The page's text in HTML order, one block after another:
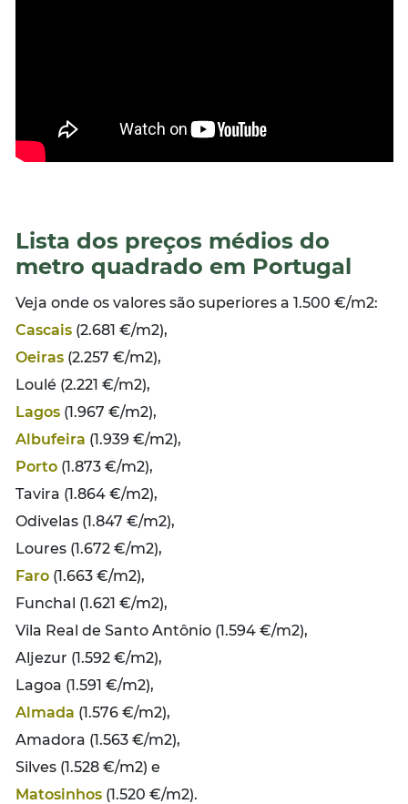
Lista dos preços médios do
metro quadrado em Portugal
Veja onde os valores são superiores a 1.500 €/m2:
Cascais(2.681 €/m2),
Oeiras(2.257 €/m2),
Loulé (2.221 €/m2),
Lagos(1.967 €/m2),
Albufeira (1.939 €/m2),
Porto(1.873 €/m2),
Tavira (1.864 €/m2),
Odivelas (1.847 €/m2),
Loures (1.672 €/m2),
Faro(1.663 €/m2),
Funchal (1.621 €/m2),
Vila Real de Santo Antônio (1.594 €/m2),
Aljezur (1.592 €/m2),
Lagoa (1.591 €/m2),
Almada (1.576 €/m2),
Amadora (1.563 €/m2),
Silves (1.528 €/m2) e
Matosinhos(1.520 €/m2).